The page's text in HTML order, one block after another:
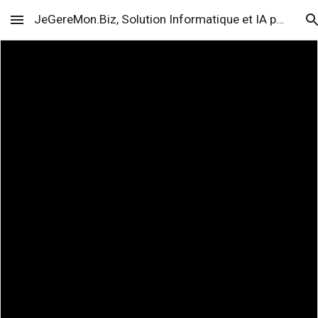
Skip to main content Skip to navigation
JeGereMon.Biz, Solution Informatique et IA pour l'Entreprise, TPE PME PMI sur Strasbourg, Bas-Rhin 67, Alsace et GrandEst - Rend l'informatique facile et réduit les coûts - Migration, Externalisation et Hébergement Cloud - Partenaire Revendeur Google Workspace avec Support Premium